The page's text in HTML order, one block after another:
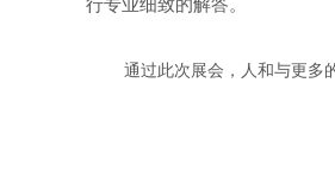
行专业细致的解答。
通过此次展会，人和与更多的